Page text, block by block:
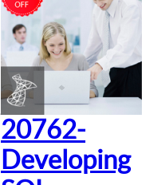
20762-
Developing